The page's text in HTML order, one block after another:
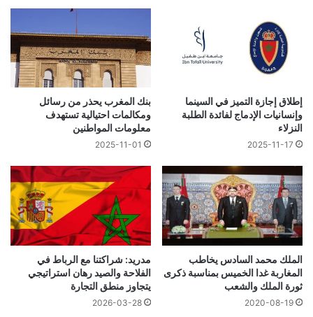
إطلاق إجازة التميز في السينما
وإنسانيات الإدماج لفائدة الطلبة
النزلاء
2025-11-17
بنك المغرب يحذر من رسائل
ومكالمات احتيالية تستهدف
معلومات المواطنين
2025-11-01
الملك محمد السادس يخاطب
المغاربة غدا الخميس بمناسبة ذكرى
ثورة الملك والشعب
2020-08-19
مدريد: شراكتنا مع الرباط في
الفلاحة والصيد رهان استراتيجي
يتجاوز منطق التجارة
2026-03-28